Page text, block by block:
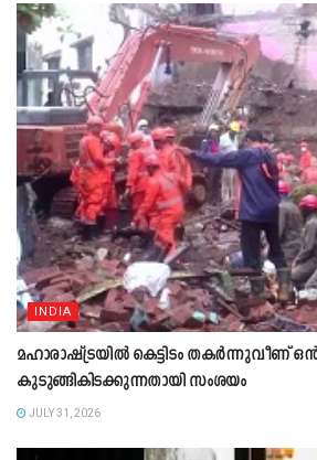
INDIA
മഹാരാഷ്ട്രയിൽ കെട്ടിടം
കുടുങ്ങികിടക്കുന്നതായി സംശയം
JULY 31, 2026